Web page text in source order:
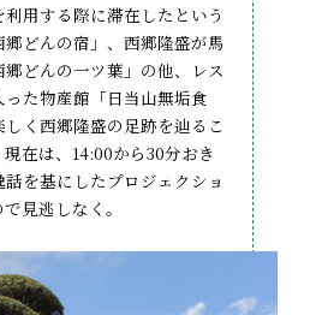
用する際に滞在したという
どんの宿」、西郷隆盛が馬
どんの一ツ葉」の他、レス
た物産館「日当山無垢食
く西郷隆盛の足跡を辿るこ
在は、14:00から30分おき
を基にしたプロジェクショ
見逃しなく。